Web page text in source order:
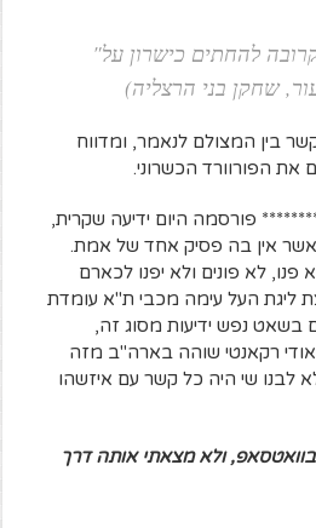
שחקן בני הרצליה)
בין המצולם לנאמר, ומדווח
הפורוורד הכשרוני.
פורסמה היום ידיעה שקרית,
אין בה פסיק אחד של אמת.
לא פונים ולא יפנו לכארם
ליגת העל עימה מכבי ת"א עומדת
בשאט נפש ידיעות מסוג זה,
רקאנטי שוהה בארה"ב מזה
לבנו שי היה כל קשר עם איזשהו
ולא מצאתי אותה דרך